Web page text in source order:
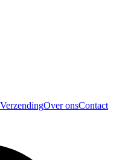
VerzendingOver onsContact